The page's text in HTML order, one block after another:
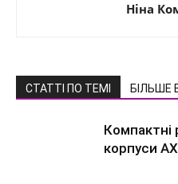
Ніна
СТАТТІ ПО ТЕМІ БІЛЬШЕ
Компактні
корпуси